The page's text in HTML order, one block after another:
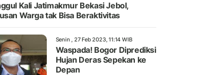
Kali Jatimakmur Bekasi Jebol,
Warga tak Bisa Beraktivitas
Senin , 27 Feb 2023, 11:14 WIB
Waspada! Bogor Diprediksi
Hujan Deras Sepekan ke
Depan